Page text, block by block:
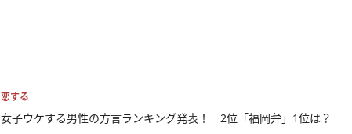
恋する
女子ウケする男性の方言ランキング発表！ 2位「福岡弁」1位は？